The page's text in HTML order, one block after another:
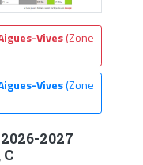
Vives(Zone
Vives(Zone
2027